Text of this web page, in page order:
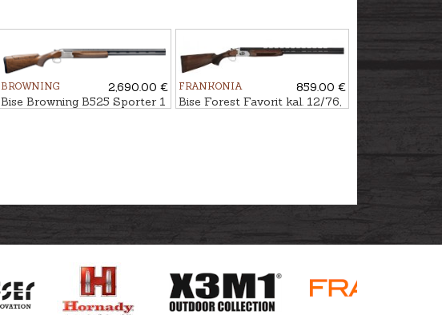
BROWNING
2,690.00 €
Bise Browning B525 Sporter 1
FRANKONIA
859.00 €
Bise Forest Favorit kal. 12/76,